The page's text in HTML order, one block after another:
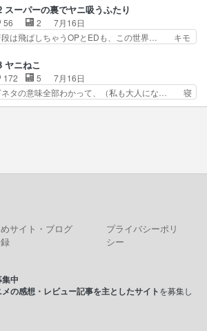
今期一の悪役がいたとは。… 友達との会話でフ
アリィブゥケのイベント… ・ビオラはあられを
けて悪だくみを策略…
人公の強火古参ファン出てきたけど何… 勝利に
かれる面々の中、アラキは自分の能… ラムスは
石で負傷した体の部位を補修した… 次のゲーム
の対決のエピソード。そうなっ… ポリスホッパ
ない3話も大差なかったら… うーん…キャラが
んどん出てくるが紹介が… お話が平坦なのよ
なんかこう内輪だけで…
スーパーの裏でヤニ吸うふたり
56 2
7月16日
段は飛ばしちゃうOPとEDも、この世界… キモ
ヒロイン（山田/田山）のアンニュ… こんどは
っちが機嫌わる。永遠に気づかん… 昨日は寝落
してしまったので都合の良い女… 新卒で泣かせ
怒られたり煙草の匂いにがっ… 2人(1人)と近づ
ヤニねこ
172 5
7月16日
ネタの意味全部わかって、（私も大人にな… 寝
ロってそんなヤバかったんか。じゃ、寝… 生活
サイト・ブログ
プライバシーポリ
シー
中
の感想・レビュー記事を主としたサイトを募集し